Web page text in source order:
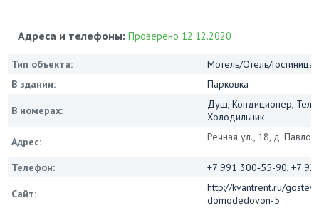
Адреса и телефоны:Проверено 12.12.2020
Тип объекта:
Мотель/Отель/
В здании:
Парковка
В номерах:
Душ, Кондиционер,
Холодильник
Адрес:
Речная ул., 18, д.
Телефон: +7 991 300‑55-90, +7
Сайт:
http://kvantrent.ru/
domodedovon-5